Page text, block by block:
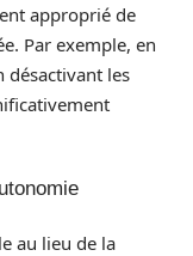
approprié de
Par exemple, en
désactivant les
au lieu de la